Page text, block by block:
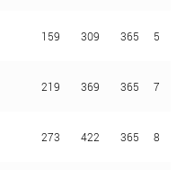
159 309 365 5
219 369 365 7
273 422 365 8